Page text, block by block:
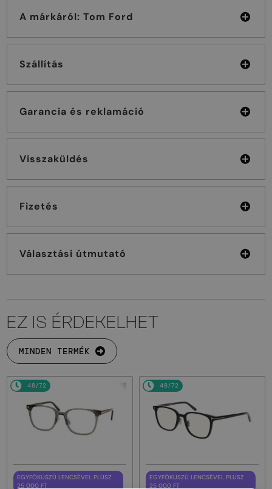
A márkáról: Tom Ford
Szállítás
Garancia és reklamáció
Visszaküldés
Fizetés
Választási útmutató
EZ IS ÉRDEKELHET
MINDEN TERMÉK
48/72
EGYFÓKUSZÚ LENCSÉVEL PLUSZ
25 000 FT
48/72
EGYFÓKUSZÚ LENCSÉVEL PLUSZ
25 000 FT